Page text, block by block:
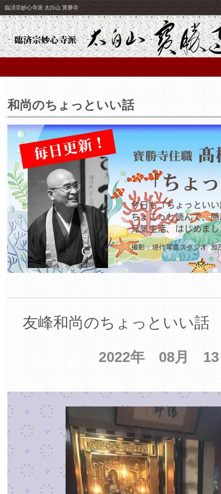
臨済宗妙心寺派 太白山 寳勝寺
和尚のちょっといい話
友峰和尚のちょっといい話
2022年 08月